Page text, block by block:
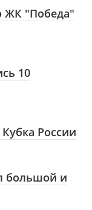
ЖК "Победа"
10
России
большой и